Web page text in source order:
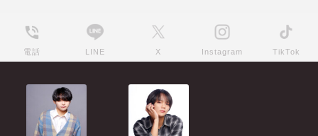
電話 LINE X Instagram TikTok